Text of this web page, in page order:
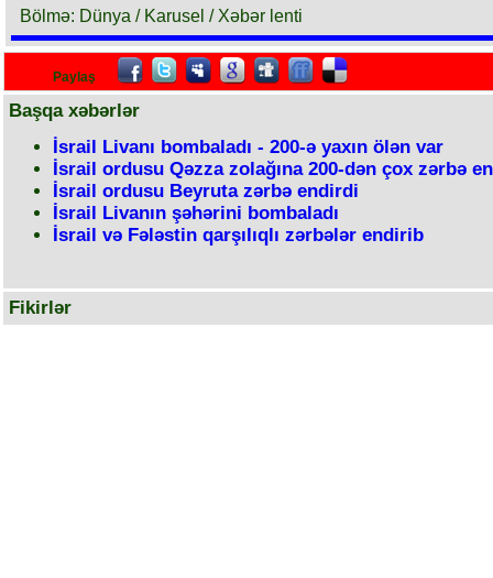
Bölmə: Dünya / Karusel / Xəbər lenti
Paylaş
Başqa xəbərlər
İsrail Livanı bombaladı - 200-ə yaxın ölən var
İsrail ordusu Qəzza zolağına 200-dən çox zərbə
İsrail ordusu Beyruta zərbə endirdi
İsrail Livanın şəhərini bombaladı
İsrail və Fələstin qarşılıqlı zərbələr endirib
Fikirlər